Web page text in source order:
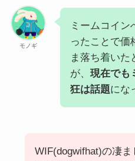
モノギ
ミームコイン
ったことで価
ま落ち着いた
が、 現在でも
狂は話題にな
WIF(dogwifhat)の凄